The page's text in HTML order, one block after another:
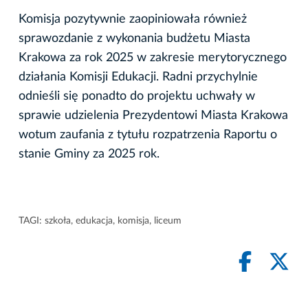
Komisja pozytywnie zaopiniowała również
sprawozdanie z wykonania budżetu Miasta
Krakowa za rok 2025 w zakresie merytorycznego
działania Komisji Edukacji. Radni przychylnie
odnieśli się ponadto do projektu uchwały w
sprawie udzielenia Prezydentowi Miasta Krakowa
wotum zaufania z tytułu rozpatrzenia Raportu o
stanie Gminy za 2025 rok.
TAGI: szkoła, edukacja, komisja, liceum